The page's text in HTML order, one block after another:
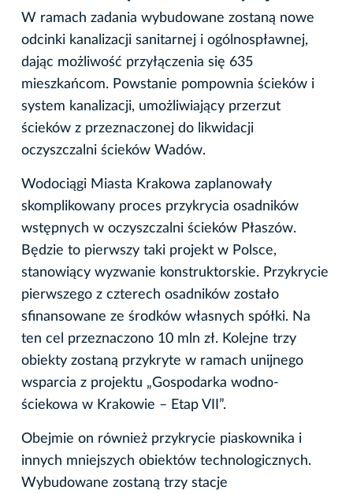
W ramach zadania wybudowane zostaną nowe
odcinki kanalizacji sanitarnej i ogólnospławnej,
dając możliwość przyłączenia się 635
mieszkańcom. Powstanie pompownia ścieków i
system kanalizacji, umożliwiający przerzut
ścieków z przeznaczonej do likwidacji
oczyszczalni ścieków Wadów.
Wodociągi Miasta Krakowa zaplanowały
skomplikowany proces przykrycia osadników
wstępnych w oczyszczalni ścieków Płaszów.
Będzie to pierwszy taki projekt w Polsce,
stanowiący wyzwanie konstruktorskie. Przykrycie
pierwszego z czterech osadników zostało
sfinansowane ze środków własnych spółki. Na
ten cel przeznaczono 10 mln zł. Kolejne trzy
obiekty zostaną przykryte w ramach unijnego
wsparcia z projektu „Gospodarka wodno-
ściekowa w Krakowie – Etap VII”.
Obejmie on również przykrycie piaskownika i
innych mniejszych obiektów technologicznych.
Wybudowane zostaną trzy stacje